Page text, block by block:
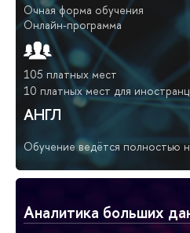
Очная форма обучения
Онлайн-программа
105 платных мест
10 платных мест для
АНГЛ
Обучение ведётся полностью
Аналитика больших